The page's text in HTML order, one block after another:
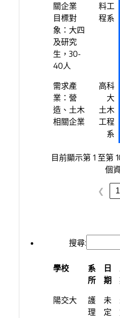
關企業
目標對
象：大四
及研究
生，30-
40人
料工
程系
需求產
業：營
造、土木
相關企業
高科
大
土木
工程
系
目前顯示第 1 至第
個
❮ 1
搜尋:
學校
系
所
日
期
學校
系
所
日
期
陽交大
護
理
未
定